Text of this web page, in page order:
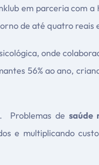
em parceria com a
de até quatro
onde
56% ao ano,
Problemas desaúde
e multiplicando